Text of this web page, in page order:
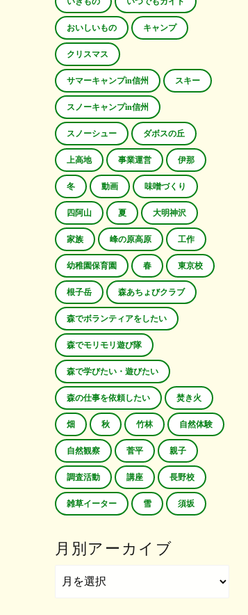
おいしいもの キャンプ
クリスマス
サマーキャンプin信州 スキー
スノーキャンプin信州
スノーシュー ダボスの丘
上高地 事業運営 伊那
冬 動画 味噌づくり
四阿山 夏 大明神沢
家族 峰の原高原 工作
幼稚園保育園 春 東京校
根子岳 森あちょびクラブ
森でボランティアをしたい
森でモリモリ遊び隊
森で学びたい・遊びたい
森の仕事を依頼したい 焚き火
畑 秋 竹林 自然体験
自然観察 菅平 親子
調査活動 講座 長野校
雑草イーター 雪 須坂
月別アーカイブ